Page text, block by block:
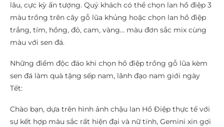
lâu, cực kỳ ấn tượng. Quý khách có thể chọn lan hồ điệp 3
màu trồng trên cây gỗ lũa khủng hoặc chọn lan hồ điệp
trắng, tím, hồng, đỏ, cam, vàng… màu đơn sắc mix cùng
màu với sen đá.
Những điểm độc đáo khi chọn hồ điệp trồng gỗ lũa kèm
sen đá làm quà tặng sếp nam, lãnh đạo nam giới ngày
Tết:
Chào bạn, dựa trên hình ảnh chậu lan Hồ Điệp thực tế với
sự kết hợp màu sắc rất hiện đại và nữ tính, Gemini xin gợi